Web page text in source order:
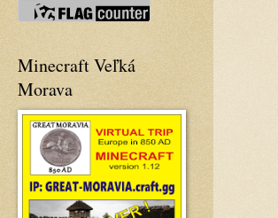
Minecraft Veľká
Morava